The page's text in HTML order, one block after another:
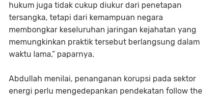
hukum juga tidak cukup diukur dari penetapan
tersangka, tetapi dari kemampuan negara
membongkar keseluruhan jaringan kejahatan yang
memungkinkan praktik tersebut berlangsung dalam
waktu lama,” paparnya.
Abdullah menilai, penanganan korupsi pada sektor
energi perlu mengedepankan pendekatan follow the